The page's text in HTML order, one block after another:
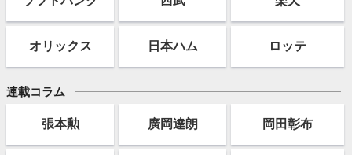
オリックス 日本ハム ロッテ
連載コラム
張本勲 廣岡達朗 岡田彰布